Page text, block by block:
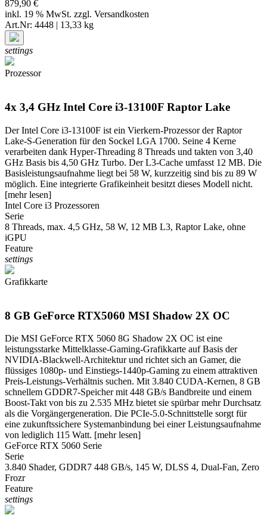
879,90 €
inkl. 19 % MwSt. zzgl. Versandkosten
Art.Nr: 4448 | 13,33 kg
settings
Prozessor
4x 3,4 GHz Intel Core i3-13100F Raptor Lake
Der Intel Core i3-13100F ist ein Vierkern-Prozessor der Raptor
Lake-S-Generation für den Sockel LGA 1700. Seine 4 Kerne
verarbeiten dank Hyper-Threading 8 Threads und takten von 3,40
GHz Basis bis 4,50 GHz Turbo. Der L3-Cache umfasst 12 MB. Die
Basisleistungsaufnahme liegt bei 58 W, kurzzeitig sind bis zu 89 W
möglich. Eine integrierte Grafikeinheit besitzt dieses Modell nicht.
[mehr lesen]
Intel Core i3 Prozessoren
Serie
8 Threads, max. 4,5 GHz, 58 W, 12 MB L3, Raptor Lake, ohne
iGPU
Feature
settings
Grafikkarte
8 GB GeForce RTX5060 MSI Shadow 2X OC
Die MSI GeForce RTX 5060 8G Shadow 2X OC ist eine
leistungsstarke Mittelklasse-Gaming-Grafikkarte auf Basis der
NVIDIA-Blackwell-Architektur und richtet sich an Gamer, die
flüssiges 1080p- und Einstiegs-1440p-Gaming zu einem attraktiven
Preis-Leistungs-Verhältnis suchen. Mit 3.840 CUDA-Kernen, 8 GB
schnellem GDDR7-Speicher mit 448 GB/s Bandbreite und einem
Boost-Takt von bis zu 2.535 MHz bietet sie spürbar mehr Durchsatz
als die Vorgängergeneration. Die PCIe-5.0-Schnittstelle sorgt für
eine zukunftssichere Systemanbindung bei einer Leistungsaufnahme
von lediglich 115 Watt. [mehr lesen]
GeForce RTX 5060 Serie
Serie
3.840 Shader, GDDR7 448 GB/s, 145 W, DLSS 4, Dual-Fan, Zero
Frozr
Feature
settings